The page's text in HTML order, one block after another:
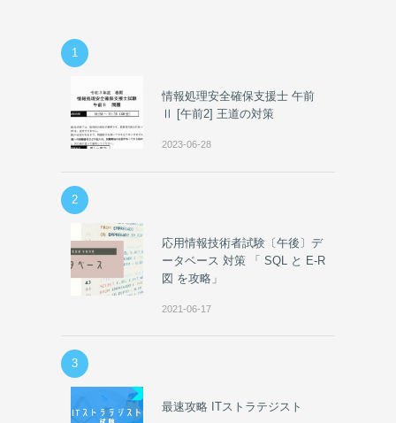
1
情報処理安全確保支援士 午前
Ⅱ [午前2] 王道の対策
2023-06-28
2
応用情報技術者試験〔午後〕デ
ータベース 対策 「 SQL と E-R
図 を攻略」
2021-06-17
3
最速攻略 ITストラテジスト